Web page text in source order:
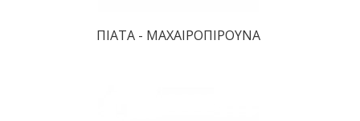
ΠΙΑΤΑ - ΜΑΧΑΙΡΟΠΙΡΟΥΝΑ